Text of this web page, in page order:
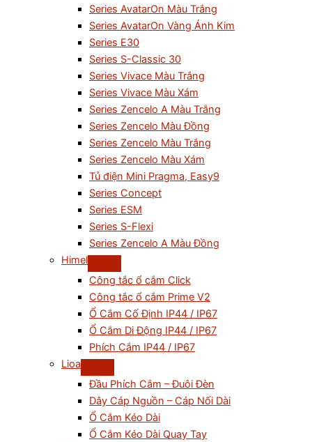
Series AvatarOn Màu Trắng
Series AvatarOn Vàng Ánh Kim
Series E30
Series S-Classic 30
Series Vivace Màu Trắng
Series Vivace Màu Xám
Series Zencelo A Màu Trắng
Series Zencelo Màu Đồng
Series Zencelo Màu Trắng
Series Zencelo Màu Xám
Tủ điện Mini Pragma, Easy9
Series Concept
Series ESM
Series S-Flexi
Series Zencelo A Màu Đồng
Himel
Công tắc ổ cắm Click
Công tắc ổ cắm Prime V2
Ổ Cắm Cố Định IP44 / IP67
Ổ Cắm Di Động IP44 / IP67
Phích Cắm IP44 / IP67
Lioa
Đầu Phích Cắm – Đuôi Đèn
Dây Cáp Nguồn – Cáp Nối Dài
Ổ Cắm Kéo Dài
Ổ Cắm Kéo Dài Quay Tay